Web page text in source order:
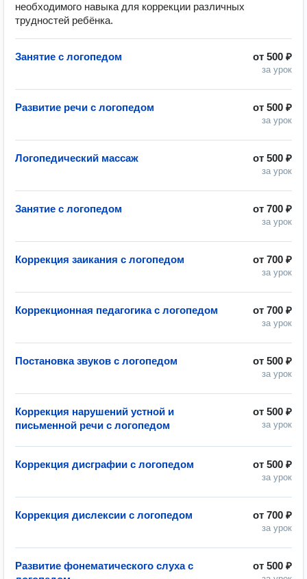
необходимого навыка для коррекции различных
трудностей ребёнка.
от 500 ₽
за урок
Занятие с логопедом
от 500 ₽
за урок
Развитие речи с логопедом
от 500 ₽
за урок
Логопедический массаж
от 700 ₽
за урок
Занятие с логопедом
от 700 ₽
за урок
Коррекция заикания с логопедом
от 700 ₽
за урок
Коррекционная педагогика с логопедом
от 500 ₽
за урок
Постановка звуков с логопедом
от 500 ₽
за урок
Коррекция нарушений устной и
письменной речи с логопедом
от 500 ₽
за урок
Коррекция дисграфии с логопедом
от 700 ₽
за урок
Коррекция дислексии с логопедом
от 500 ₽
Развитие фонематического слуха с